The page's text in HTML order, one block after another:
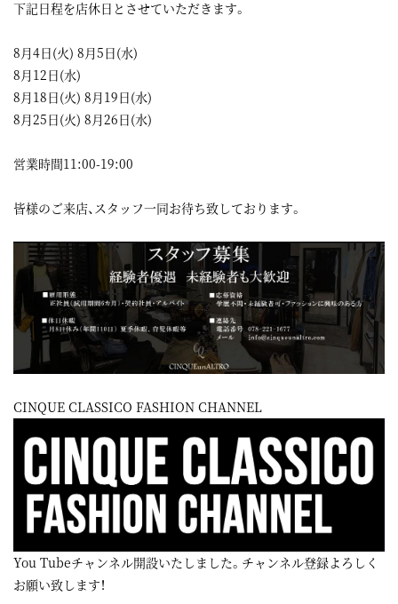
下記日程を店休日とさせていただきます。
8月4日(火) 8月5日(水)
8月12日(水)
8月18日(火) 8月19日(水)
8月25日(火) 8月26日(水)
営業時間11:00-19:00
皆様のご来店、スタッフ一同お待ち致しております。
CINQUE CLASSICO FASHION CHANNEL
You Tubeチャンネル開設いたしました。チャンネル登録よろしく
お願い致します！